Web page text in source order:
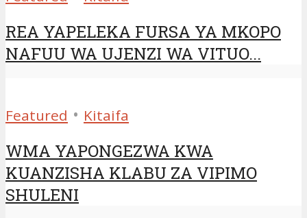
REA YAPELEKA FURSA YA MKOPO
NAFUU WA UJENZI WA VITUO...
Featured • Kitaifa
WMA YAPONGEZWA KWA
KUANZISHA KLABU ZA VIPIMO
SHULENI